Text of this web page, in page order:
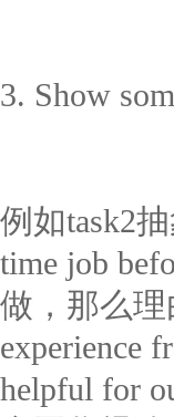
3. Show
例如task2
time job
做，那么理
experience
helpful for